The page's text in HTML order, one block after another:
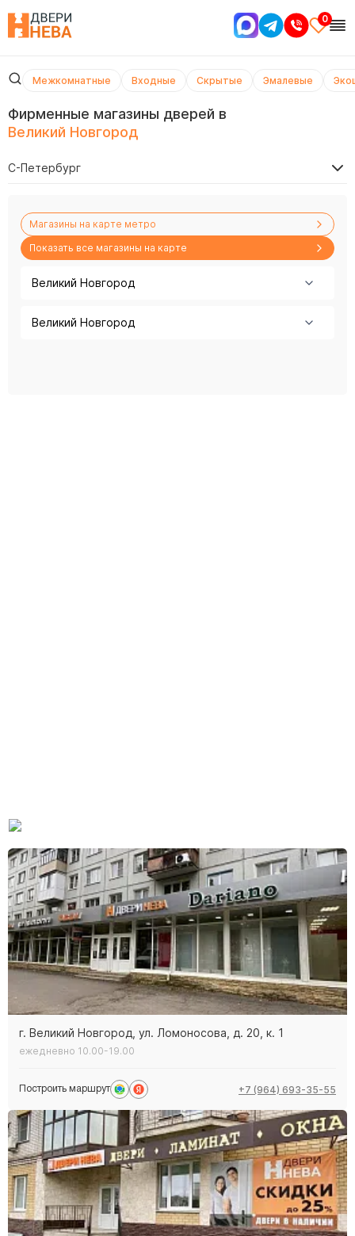
0
Межкомнатные Входные Скрытые Эмалевые
Фирменные магазины дверей в
Великий Новгород
С-Петербург
Магазины на карте метро
Показать все магазины на карте
Великий Новгород
Великий Новгород
г. Великий Новгород, ул. Ломоносова, д. 20, к. 1
ежедневно 10.00-19.00
Построить маршрут +7 (964) 693-35-55